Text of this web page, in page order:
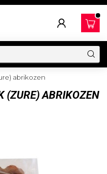
abrikozen
(ZURE) ABRIKOZEN